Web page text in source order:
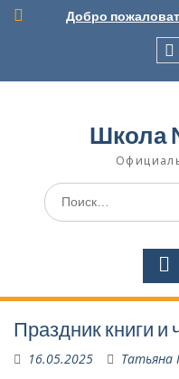
Перейти
Добро
Школа
Поиск
по:
Праздник книги и
16.05.2025 Татьяна